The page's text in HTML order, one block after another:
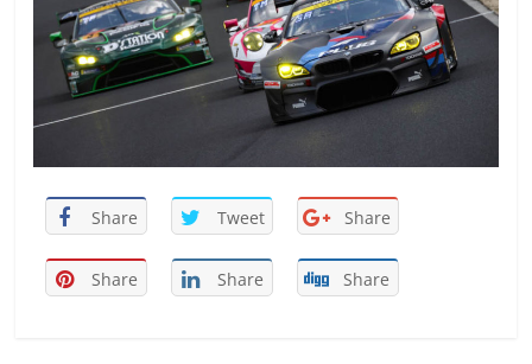
Share Tweet Share
Share Share Share